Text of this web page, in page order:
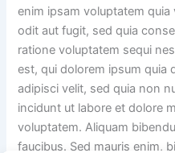
enim ipsam voluptatem
odit aut fugit, sed quia
ratione voluptatem sequi
est, qui dolorem ipsum quia
adipisci velit, sed quia non
incidunt ut labore et dolore
voluptatem. Aliquam
faucibus. Sed mauris enim,